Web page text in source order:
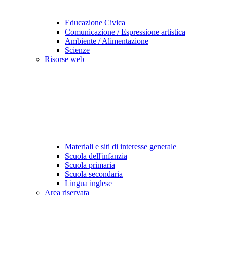
Educazione Civica
Comunicazione / Espressione artistica
Ambiente / Alimentazione
Scienze
Risorse web
Materiali e siti di interesse generale
Scuola dell'infanzia
Scuola primaria
Scuola secondaria
Lingua inglese
Area riservata